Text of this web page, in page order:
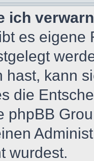
ich
es
hast, kann
die
phpBB
wurdest.